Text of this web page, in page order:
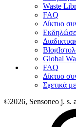
Waste
FAQ
Δίκτυο
Global
FAQ
Δίκτυο
Σχετικά
©2026, Sensoneo j. s.